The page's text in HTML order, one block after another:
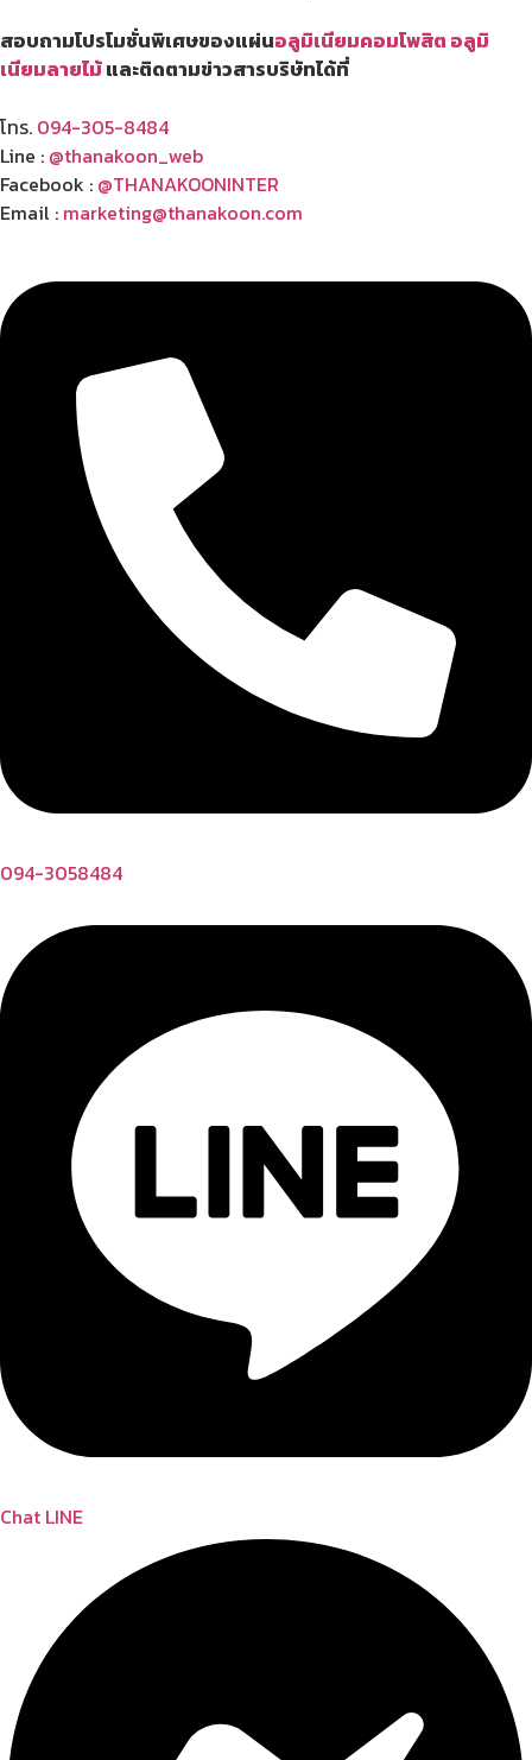
สอบถามโปรโมชั่นพิเศษของแผ่นอลูมิเนียมคอมโพสิต อลูมิ
เนียมลายไม้และติดตามข่าวสารบริษัทได้ที่
โทร. 094-305-8484
Line : @thanakoon_web
Facebook : @THANAKOONINTER
Email : marketing@thanakoon.com
094-3058484
Chat LINE